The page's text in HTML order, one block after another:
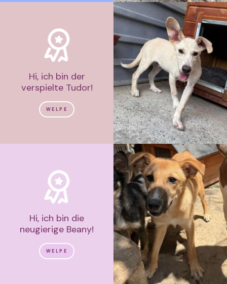
Hi, ich bin der
verspielte Tudor!
WELPE
Hi, ich bin die
neugierige Beany!
WELPE